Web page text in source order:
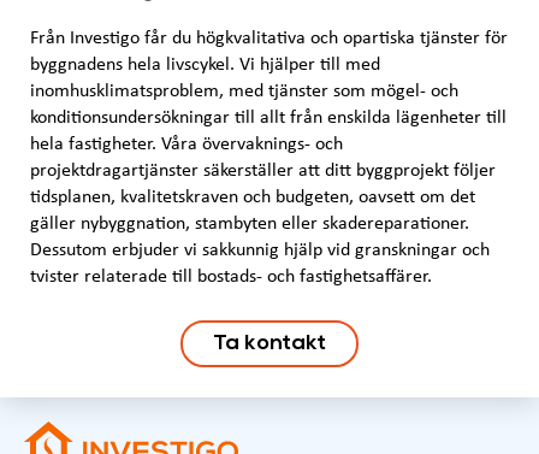
Från Investigo får du högkvalitativa och opartiska tjänster för
byggnadens hela livscykel. Vi hjälper till med
inomhusklimatsproblem, med tjänster som mögel- och
konditionsundersökningar till allt från enskilda lägenheter till
hela fastigheter. Våra övervaknings- och
projektdragartjänster säkerställer att ditt byggprojekt följer
tidsplanen, kvalitetskraven och budgeten, oavsett om det
gäller nybyggnation, stambyten eller skadereparationer.
Dessutom erbjuder vi sakkunnig hjälp vid granskningar och
tvister relaterade till bostads- och fastighetsaffärer.
Ta kontakt